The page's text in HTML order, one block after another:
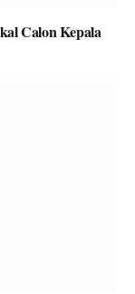
Calon Kepala